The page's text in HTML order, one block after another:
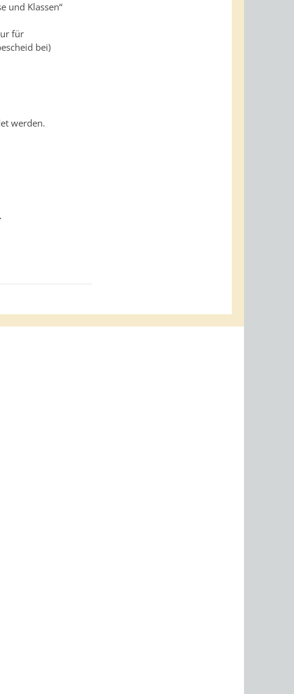
und Klassen“
für
bei)
werden.